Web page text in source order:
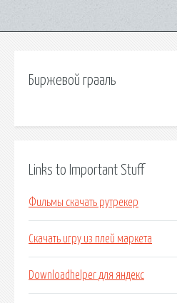
Биржевой грааль
Links to Important Stuff
Фильмы скачать рутрекер
Скачать игру из плей маркета
Downloadhelper для яндекс